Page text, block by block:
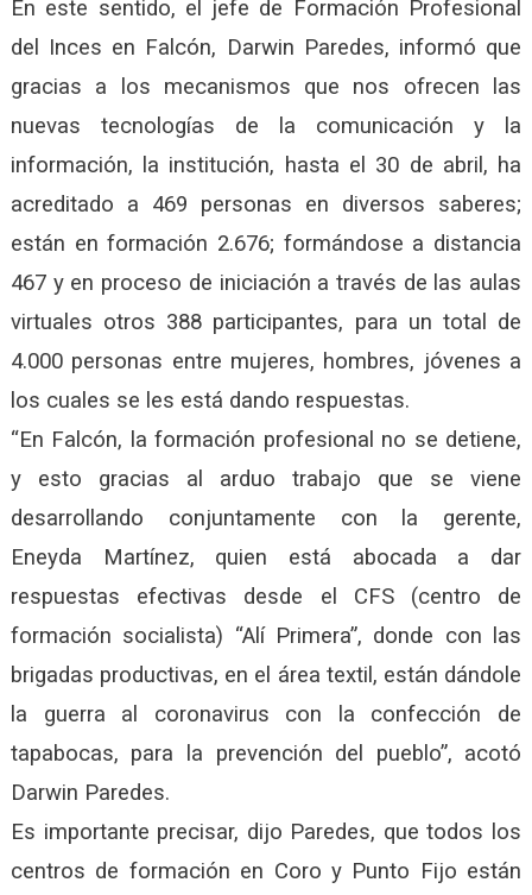
En este sentido, el jefe de Formación Profesional
del Inces en Falcón, Darwin Paredes, informó que
gracias a los mecanismos que nos ofrecen las
nuevas tecnologías de la comunicación y la
información, la institución, hasta el 30 de abril, ha
acreditado a 469 personas en diversos saberes;
están en formación 2.676; formándose a distancia
467 y en proceso de iniciación a través de las aulas
virtuales otros 388 participantes, para un total de
4.000 personas entre mujeres, hombres, jóvenes a
los cuales se les está dando respuestas.
“En Falcón, la formación profesional no se detiene,
y esto gracias al arduo trabajo que se viene
desarrollando conjuntamente con la gerente,
Eneyda Martínez, quien está abocada a dar
respuestas efectivas desde el CFS (centro de
formación socialista) “Alí Primera”, donde con las
brigadas productivas, en el área textil, están dándole
la guerra al coronavirus con la confección de
tapabocas, para la prevención del pueblo”, acotó
Darwin Paredes.
Es importante precisar, dijo Paredes, que todos los
centros de formación en Coro y Punto Fijo están